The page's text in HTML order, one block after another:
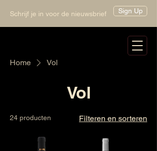
Schrijf je in voor de nieuwsbrief Sign Up
Home Vol
Vol
24 producten Filteren en sorteren